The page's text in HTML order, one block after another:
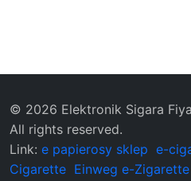
© 2026 Elektronik Sigara
All rights reserved.
Link: e papierosy sklep e-
Cigarette Einweg e-Zigarette